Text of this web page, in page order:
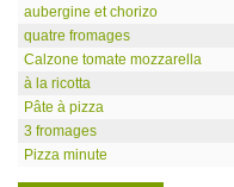
aubergine et chorizo
quatre fromages
Calzone tomate mozzarella
à la ricotta
Pâte à pizza
3 fromages
Pizza minute